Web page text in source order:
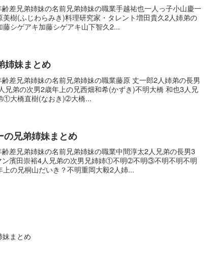
差兄弟姉妹の名前兄弟姉妹の職業手越祐也一人っ子小山慶一
樹(ふじわらみき)料理研究家・タレント増田貴久2人姉弟の
シゲアキ加藤シゲアキ山下智久2...
姉妹まとめ
差兄弟姉妹の名前兄弟姉妹の職業藤原 丈一郎2人姉弟の長男
兄弟の次男2歳年上の兄西畑和希(かずき)不明大橋 和也3人兄
①大橋直樹(なおき)➁大橋...
の兄弟姉妹まとめ
差兄弟姉妹の名前兄弟姉妹の職業中間淳太2人兄弟の長男3
ン濱田崇裕4人兄弟の次男兄姉姉①不明➁不明③不明不明不明
の兄桐山だいき？不明重岡大毅2人姉...
まとめ